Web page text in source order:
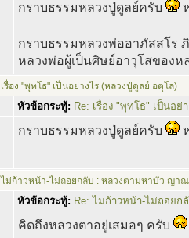
กราบธรรมหลวงปู่ดูลย์ครับ
กราบธรรมหลวงพ่ออาภัสสโร
หลวงพ่อผู้เป็นศิษย์อาวุโสของห
เรื่อง "พุทโธ" เป็นอย่างไร (หลวงปู่ดูลย์ อตุโล)
หัวข้อกระทู้: Re: เรื่อง "พุทโธ" เป็นอย่
กราบธรรมหลวงปู่ดูลย์ครับ
ไม่ก้าวหน้า-ไม่ถอยกลับ : หลวงตามหาบัว ญา
หัวข้อกระทู้: Re: ไม่ก้าวหน้า-ไม่ถอย
คิดถึงหลวงตาอยู่เสมอๆ ครับ